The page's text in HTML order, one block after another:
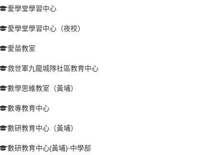
愛學堂學習中心
愛學堂學習中心（夜校）
愛苗教室
救世軍九龍城隊社區教育中心
數學思維教室（黃埔）
數專教育中心
數研教育中心（黃埔）
數研教育中心(黃埔)-中學部